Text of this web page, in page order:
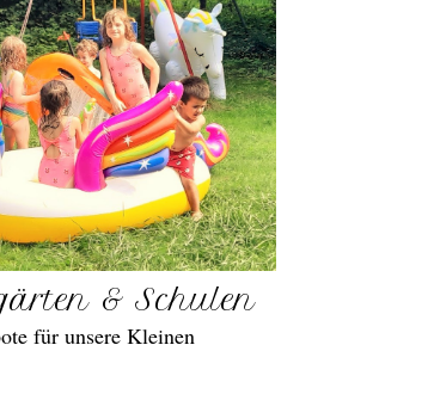
& Schulen
für unsere Kleinen